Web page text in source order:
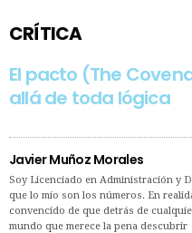
CRÍTICA
El pacto (The
allá de toda lógica
Javier Muñoz Morales
Soy Licenciado en Administración y
que lo mío son los números. En
convencido de que detrás de
mundo que merece la pena descubrir